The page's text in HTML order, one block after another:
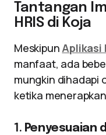
Tantangan
HRIS di Koja
Meskipun Aplikasi
manfaat, ada
mungkin dihadapi
ketika
1. Penyesuaian